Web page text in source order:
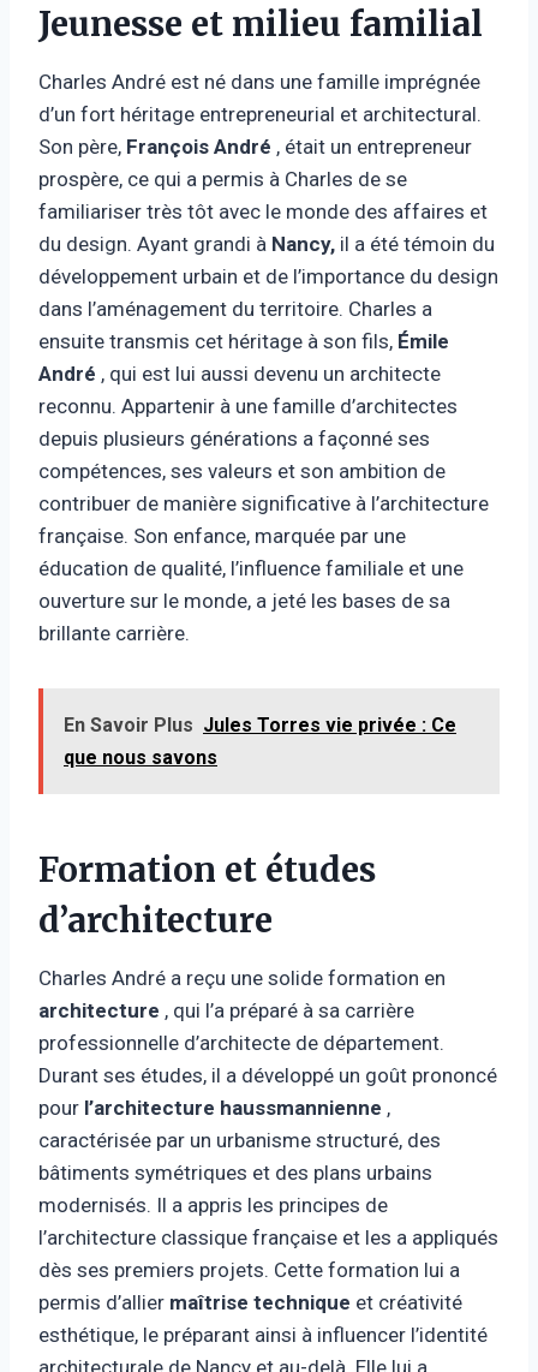
Jeunesse et milieu familial
Charles André est né dans une famille imprégnée
d’un fort héritage entrepreneurial et architectural.
Son père, François André , était un entrepreneur
prospère, ce qui a permis à Charles de se
familiariser très tôt avec le monde des affaires et
du design. Ayant grandi à Nancy, il a été témoin du
développement urbain et de l’importance du design
dans l’aménagement du territoire. Charles a
ensuite transmis cet héritage à son fils, Émile
André , qui est lui aussi devenu un architecte
reconnu. Appartenir à une famille d’architectes
depuis plusieurs générations a façonné ses
compétences, ses valeurs et son ambition de
contribuer de manière significative à l’architecture
française. Son enfance, marquée par une
éducation de qualité, l’influence familiale et une
ouverture sur le monde, a jeté les bases de sa
brillante carrière.
En Savoir Plus Jules Torres vie privée : Ce
que nous savons
Formation et études
d’architecture
Charles André a reçu une solide formation en
architecture , qui l’a préparé à sa carrière
professionnelle d’architecte de département.
Durant ses études, il a développé un goût prononcé
pour l’architecture haussmannienne ,
caractérisée par un urbanisme structuré, des
bâtiments symétriques et des plans urbains
modernisés. Il a appris les principes de
l’architecture classique française et les a appliqués
dès ses premiers projets. Cette formation lui a
permis d’allier maîtrise technique et créativité
esthétique, le préparant ainsi à influencer l’identité
architecturale de Nancy et au-delà. Elle lui a